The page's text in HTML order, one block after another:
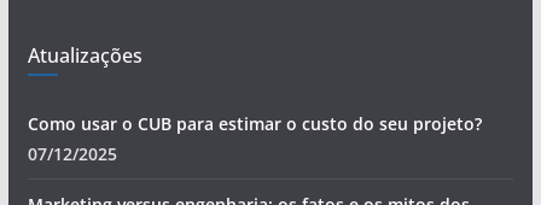
Atualizações
Como usar o CUB para estimar o custo do seu projeto?
07/12/2025